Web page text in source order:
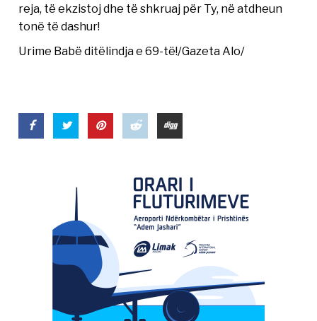
reja, të ekzistoj dhe të shkruaj për Ty, në atdheun
tonë të dashur!
Urime Babë ditëlindja e 69-të!/Gazeta Alo/